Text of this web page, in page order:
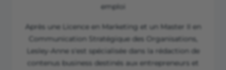
emploi
Après une Licence en Marketing et un Master II en
Communication Stratégique des Organisations,
Lesley-Anne s'est spécialisée dans la rédaction de
contenus business destinés aux entrepreneurs et